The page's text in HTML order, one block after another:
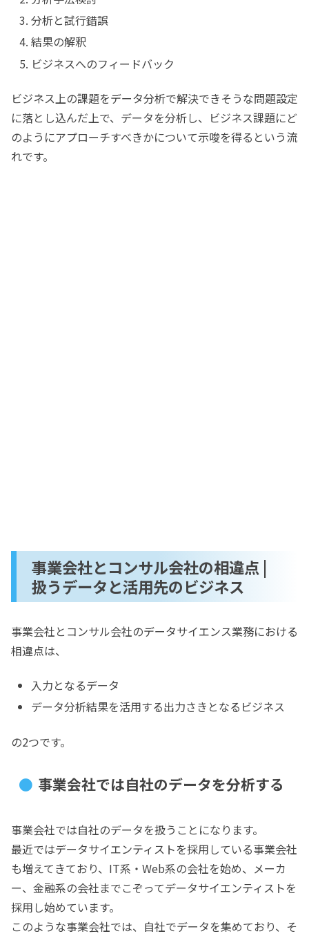
分析と試行錯誤
結果の解釈
ビジネスへのフィードバック
ビジネス上の課題をデータ分析で解決できそうな問題設定
に落とし込んだ上で、データを分析し、ビジネス課題にど
のようにアプローチすべきかについて示唆を得るという流
れです。
事業会社とコンサル会社の相違点 |
扱うデータと活用先のビジネス
事業会社とコンサル会社のデータサイエンス業務における
相違点は、
入力となるデータ
データ分析結果を活用する出力さきとなるビジネス
の2つです。
事業会社では自社のデータを分析する
事業会社では自社のデータを扱うことになります。
最近ではデータサイエンティストを採用している事業会社
も増えてきており、IT系・Web系の会社を始め、メーカ
ー、金融系の会社までこぞってデータサイエンティストを
採用し始めています。
このような事業会社では、自社でデータを集めており、そ